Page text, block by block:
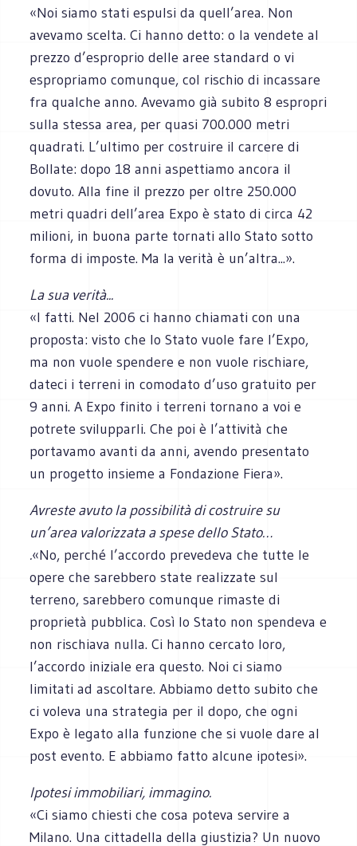
«Noi siamo stati espulsi da quell’area. Non
avevamo scelta. Ci hanno detto: o la vendete al
prezzo d’esproprio delle aree standard o vi
espropriamo comunque, col rischio di incassare
fra qualche anno. Avevamo già subito 8 espropri
sulla stessa area, per quasi 700.000 metri
quadrati. L’ultimo per costruire il carcere di
Bollate: dopo 18 anni aspettiamo ancora il
dovuto. Alla fine il prezzo per oltre 250.000
metri quadri dell’area Expo è stato di circa 42
milioni, in buona parte tornati allo Stato sotto
forma di imposte. Ma la verità è un’altra...».
La sua verità...
«I fatti. Nel 2006 ci hanno chiamati con una
proposta: visto che lo Stato vuole fare l’Expo,
ma non vuole spendere e non vuole rischiare,
dateci i terreni in comodato d’uso gratuito per
9 anni. A Expo finito i terreni tornano a voi e
potrete svilupparli. Che poi è l’attività che
portavamo avanti da anni, avendo presentato
un progetto insieme a Fondazione Fiera».
Avreste avuto la possibilità di costruire su
un’area valorizzata a spese dello Stato…
.«No, perché l’accordo prevedeva che tutte le
opere che sarebbero state realizzate sul
terreno, sarebbero comunque rimaste di
proprietà pubblica. Così lo Stato non spendeva e
non rischiava nulla. Ci hanno cercato loro,
l’accordo iniziale era questo. Noi ci siamo
limitati ad ascoltare. Abbiamo detto subito che
ci voleva una strategia per il dopo, che ogni
Expo è legato alla funzione che si vuole dare al
post evento. E abbiamo fatto alcune ipotesi».
Ipotesi immobiliari, immagino.
«Ci siamo chiesti che cosa poteva servire a
Milano. Una cittadella della giustizia? Un nuovo